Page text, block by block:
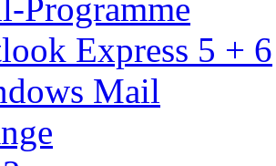
Programme
Express 5 + 6
Mail